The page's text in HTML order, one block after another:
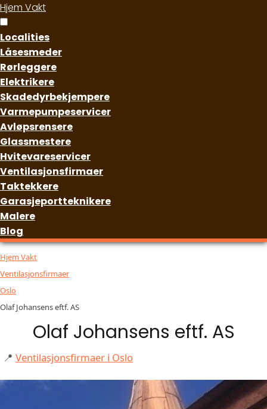
Hjem Vakt
Localities
Låsesmeder
Rørleggere
Elektrikere
Skadedyrbekjempere
Varmepumpeservicer
Avløpsrensere
Glassmestere
Hvitevareservicer
Ventilasjonsfirmaer
Taktekkere
Garasjeportteknikere
Malere
Blog
Hjem Vakt
Ventilasjonsfirmaer
Oslo
Olaf Johansens eftf. AS
Olaf Johansens eftf. AS
📍 Ventilasjonsfirmaer i Oslo